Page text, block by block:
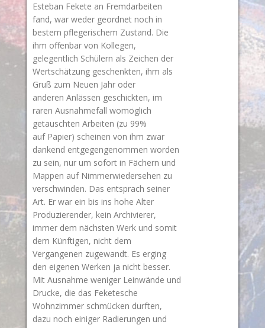
Esteban Fekete an Fremdarbeiten
fand, war weder geordnet noch in
bestem pflegerischem Zustand. Die
ihm offenbar von Kollegen,
gelegentlich Schülern als Zeichen der
Wertschätzung geschenkten, ihm als
Gruß zum Neuen Jahr oder
anderen Anlässen geschickten, im
raren Ausnahmefall womöglich
getauschten Arbeiten (zu 99%
auf Papier) scheinen von ihm zwar
dankend entgegengenommen worden
zu sein, nur um sofort in Fächern und
Mappen auf Nimmerwiedersehen zu
verschwinden. Das entsprach seiner
Art. Er war ein bis ins hohe Alter
Produzierender, kein Archivierer,
immer dem nächsten Werk und somit
dem Künftigen, nicht dem
Vergangenen zugewandt. Es erging
den eigenen Werken ja nicht besser.
Mit Ausnahme weniger Leinwände und
Drucke, die das Feketesche
Wohnzimmer schmücken durften,
dazu noch einiger Radierungen und